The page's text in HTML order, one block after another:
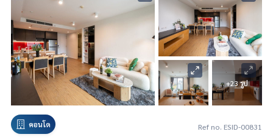
+23 รูป
คอนโด Ref no. ESID-00831